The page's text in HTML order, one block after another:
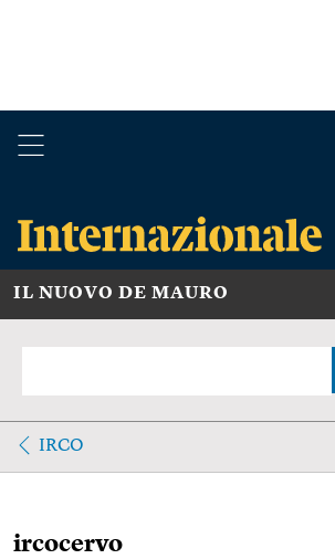
IL NUOVO DE MAURO
IRCO
ircocervo